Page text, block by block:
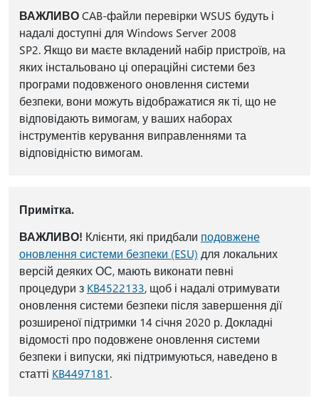
ВАЖЛИВОCAB-файли перевірки WSUS будуть і
надалі доступні для Windows Server 2008
SP2. Якщо ви маєте вкладений набір пристроїв, на
яких інстальовано ці операційні системи без
програми подовженого оновлення системи
безпеки, вони можуть відображатися як ті, що не
відповідають вимогам, у ваших наборах
інструментів керування виправленнями та
відповідністю вимогам.
Примітка.
ВАЖЛИВО! Клієнти, які придбали подовжене
оновлення системи безпеки (ESU) для локальних
версій деяких ОС, мають виконати певні
процедури з KB4522133, щоб і надалі отримувати
оновлення системи безпеки після завершення дії
розширеної підтримки 14 січня 2020 р. Докладні
відомості про подовжене оновлення системи
безпеки і випуски, які підтримуються, наведено в
статті KB4497181.